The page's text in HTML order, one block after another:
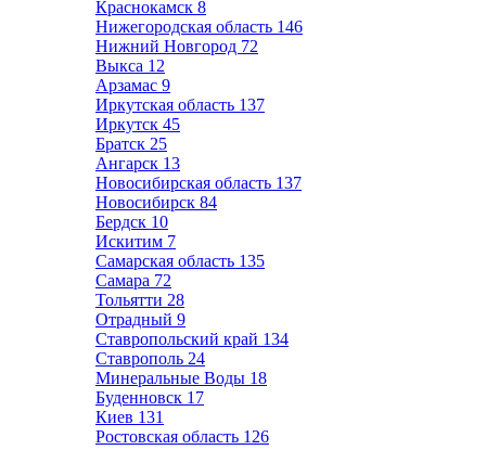
Краснокамск 8
Нижегородская область 146
Нижний Новгород 72
Выкса 12
Арзамас 9
Иркутская область 137
Иркутск 45
Братск 25
Ангарск 13
Новосибирская область 137
Новосибирск 84
Бердск 10
Искитим 7
Самарская область 135
Самара 72
Тольятти 28
Отрадный 9
Ставропольский край 134
Ставрополь 24
Минеральные Воды 18
Буденновск 17
Киев 131
Ростовская область 126